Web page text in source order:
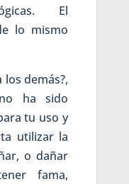
El
lo mismo
demás?,
ha sido
tu uso y
utilizar la
o dañar
fama,